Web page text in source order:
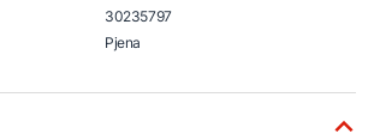
30235797
Pjena